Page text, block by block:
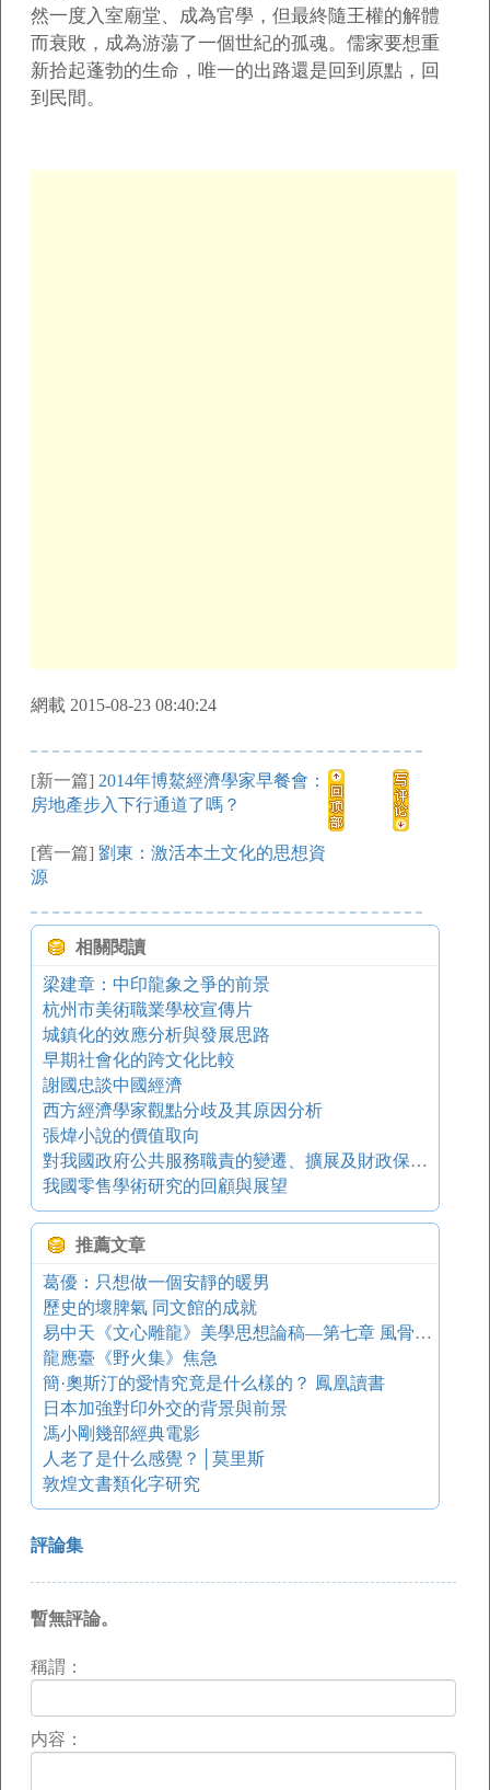
然一度入室廟堂、成為官學，但最終隨王權的解體
而衰敗，成為游蕩了一個世紀的孤魂。儒家要想重
新拾起蓬勃的生命，唯一的出路還是回到原點，回
到民間。
網載 2015-08-23 08:40:24
[新一篇] 2014年博鰲經濟學家早餐會：
房地產步入下行通道了嗎？
[舊一篇] 劉東：激活本土文化的思想資
源
相關閱讀
梁建章：中印龍象之爭的前景
杭州市美術職業學校宣傳片
城鎮化的效應分析與發展思路
早期社會化的跨文化比較
謝國忠談中國經濟
西方經濟學家觀點分歧及其原因分析
張煒小說的價值取向
對我國政府公共服務職責的變遷、擴展及財政保障能力的思考
我國零售學術研究的回顧與展望
推薦文章
葛優：只想做一個安靜的暖男
歷史的壞脾氣 同文館的成就
易中天《文心雕龍》美學思想論稿—第七章 風骨與體勢
龍應臺《野火集》焦急
簡·奧斯汀的愛情究竟是什么樣的？ 鳳凰讀書
日本加強對印外交的背景與前景
馮小剛幾部經典電影
人老了是什么感覺？│莫里斯
敦煌文書類化字研究
評論集
暫無評論。
稱謂：
内容：